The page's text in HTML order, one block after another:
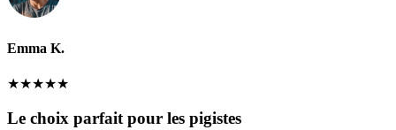
Emma K.
★★★★★
Le choix parfait pour les pigistes